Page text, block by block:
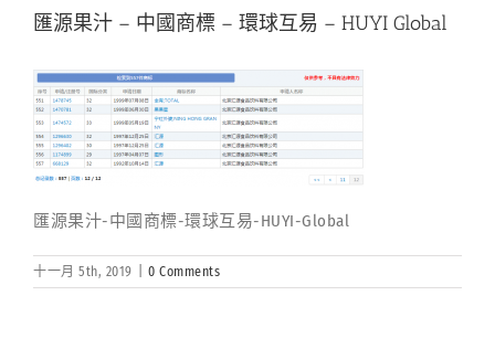
匯源果汁 – 中國商標 – 環球互易 – HUYI Global
匯源果汁-中國商標-環球互易-HUYI-Global
十一月 5th, 2019 0 Comments